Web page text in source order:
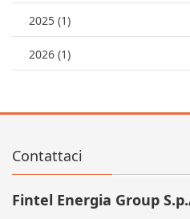
2025 (1)
2026 (1)
Contattaci
Fintel Energia Group